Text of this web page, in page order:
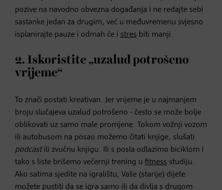
pozive na navodno obvezna događanja i ne redajte sebi
sastanke jedan za drugim, već u međuvremenu svjesno
isplanirajte pauze i odmah će i stres biti manji.
2. Iskoristite „uzalud potrošeno
vrijeme“
To znači postati kreativan. Jer vrijeme je u najmanjem
broju slučajeva uzalud potrošeno - često se može bolje
oblikovati uz samo male promjene. Tokom vožnji vozom
ili autobusom na posao možemo čitati knjige, slušati
podcastili zvučnu knjigu. Ili s posla odlazimo biciklom i
tako s liste brišemo večernji trening u fitness studiju.
Ako satima sjedite na igralištu, Vaše (starije) dijete
možete pustiti da se igra samo ili da divlja s drugom